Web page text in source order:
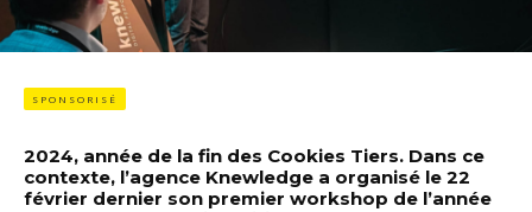
SPONSORISÉ
2024, année de la fin des Cookies Tiers. Dans ce
contexte, l’agence Knewledge a organisé le 22
février dernier son premier workshop de l’année